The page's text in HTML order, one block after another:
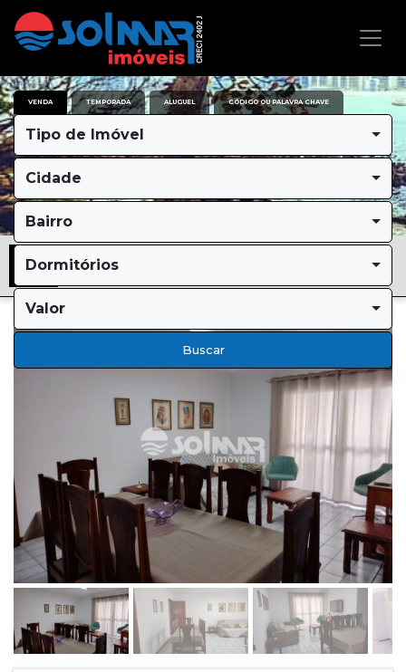
VENDA TEMPORADA ALUGUEL CÓDIGO OU PALAVRA CHAVE
Tipo de Imóvel
Cidade
Bairro
Dormitórios
Valor
Buscar